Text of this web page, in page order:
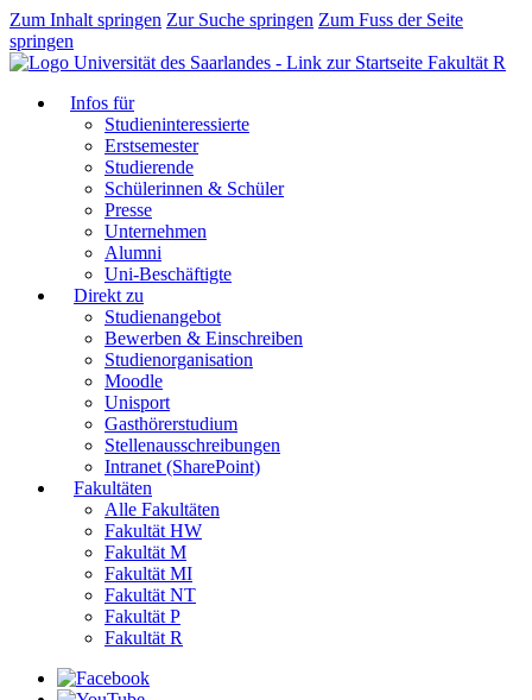
Zum Inhalt springen Zur Suche springen Zum Fuss der Seite
springen
Fakultät R
Infos für
Studieninteressierte
Erstsemester
Studierende
Schülerinnen & Schüler
Presse
Unternehmen
Alumni
Uni-Beschäftigte
Direkt zu
Studienangebot
Bewerben & Einschreiben
Studienorganisation
Moodle
Unisport
Gasthörerstudium
Stellenausschreibungen
Intranet (SharePoint)
Fakultäten
Alle Fakultäten
Fakultät HW
Fakultät M
Fakultät MI
Fakultät NT
Fakultät P
Fakultät R